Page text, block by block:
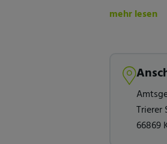
mehr lesen
Trierer
66869